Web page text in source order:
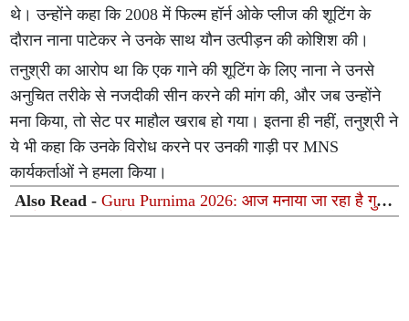
थे। उन्होंने कहा कि 2008 में फिल्म हॉर्न ओके प्लीज की शूटिंग के
दौरान नाना पाटेकर ने उनके साथ यौन उत्पीड़न की कोशिश की।
तनुश्री का आरोप था कि एक गाने की शूटिंग के लिए नाना ने उनसे
अनुचित तरीके से नजदीकी सीन करने की मांग की, और जब उन्होंने
मना किया, तो सेट पर माहौल खराब हो गया। इतना ही नहीं, तनुश्री ने
ये भी कहा कि उनके विरोध करने पर उनकी गाड़ी पर MNS
कार्यकर्ताओं ने हमला किया।
Also Read -Guru Purnima 2026: आज मनाया जा रहा है गुरु
पूर्णिमा का पावन पर्व, गुरु कृपा पाने के लिए आज जरूर करें ये 5